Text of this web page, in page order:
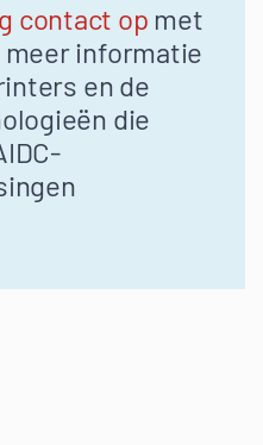
contact op met
informatie
en de
die